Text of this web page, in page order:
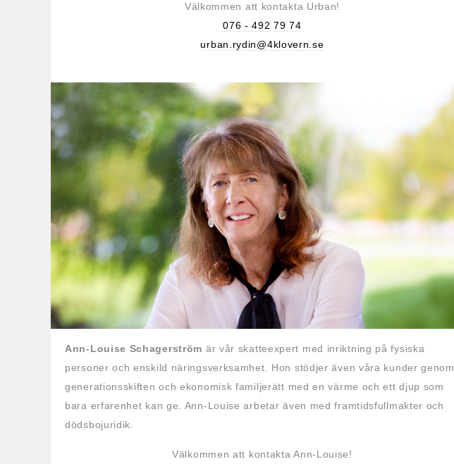
Välkommen att kontakta Urban!
076 - 492 79 74
urban.rydin@4klovern.se
Ann-Louise Schagerström är vår skatteexpert med inriktning på fysiska
personer och enskild näringsverksamhet. Hon stödjer även våra kunder genom
generationsskiften och ekonomisk familjerätt med en värme och ett djup som
bara erfarenhet kan ge. Ann-Louise arbetar även med framtidsfullmakter och
dödsbojuridik.
Välkommen att kontakta Ann-Louise!